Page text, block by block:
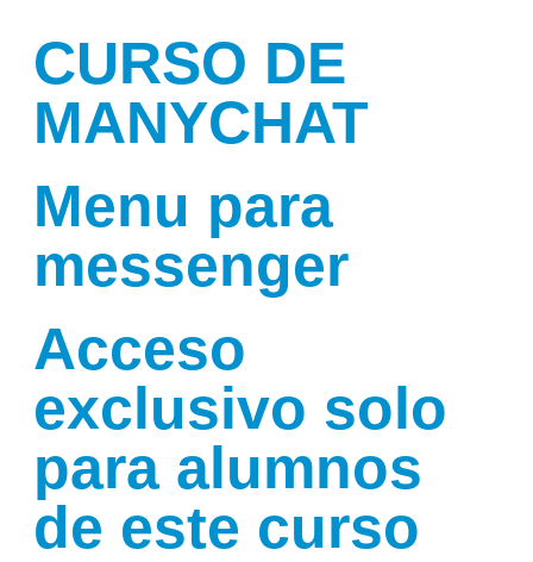
CURSO DE
MANYCHAT
Menu para
messenger
Acceso
exclusivo solo
para alumnos
de este curso